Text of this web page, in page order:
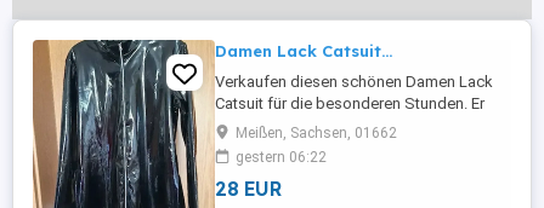
Damen Lack Catsuit...
Verkaufen diesen schönen Damen Lack
Catsuit für die besonderen Stunden. Er
wurde nicht getragen, im Top, zwei RV,
leicht dehnbar, in 44 46...
Meißen, Sachsen, 01662
gestern 06:22
28 EUR